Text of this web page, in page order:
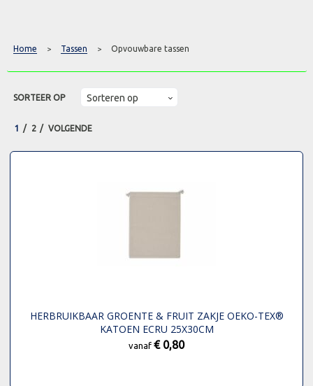
Home > Tassen > Opvouwbare tassen
SORTEER OP
1 2 VOLGENDE
HERBRUIKBAAR GROENTE & FRUIT ZAKJE OEKO-TEX®
KATOEN ECRU 25X30CM
vanaf € 0,80